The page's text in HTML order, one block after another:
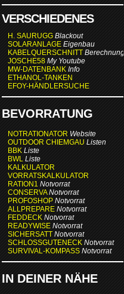
VERSCHIEDENES
H. SAURUGG Blackout
SOLARANLAGE Eigenbau
KABELQUERSCHNITT Berechnung
JOSCHE58 My Youtube
MW-DATENBANK Info
ETHANOL-TANKEN
EFOY-HÄNDLERSUCHE
BEVORRATUNG
NOTRATIONATOR Website
OUTDOOR CHIEMGAU Listen
BBK Liste
BWL Liste
KALKULATOR
VORRATSKALKULATOR
RATION1 Notvorrat
CONSERVA Notvorrat
PROFOSHOP Notvorrat
ALLPREPARE Notvorrat
FEDDECK Notvorrat
READYWISE Notvorrat
SICHERSATT Notvorrat
SCHLOSSGUTENECK Notvorrat
SURVIVAL-KOMPASS Notvorrat
IN DEINER NÄHE